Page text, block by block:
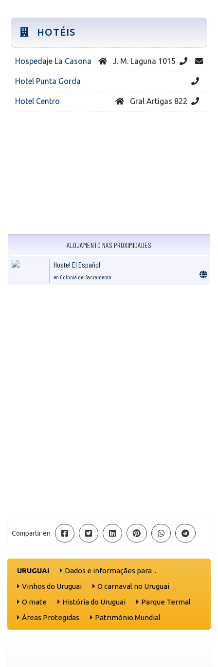
HOTÉIS
Hospedaje La Casona J. M. Laguna 1015
Hotel Punta Gorda
Hotel Centro Gral Artigas 822
ALOJAMENTO NAS PROXIMIDADES
Hostel El Español
en Colonia del Sacramento
Compartir en
URUGUAI
Dados e informaçães para ..
Vinhos do Uruguai
O carnaval no Uruguai
O mate
História do Uruguai
Parque Termal
Áreas Protegidas
Património Mundial